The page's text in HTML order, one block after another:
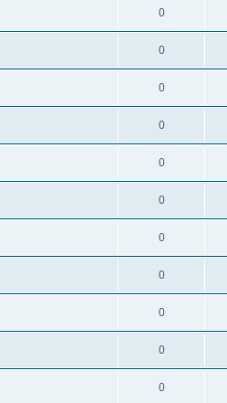
0
0
0
0
0
0
0
0
0
0
0